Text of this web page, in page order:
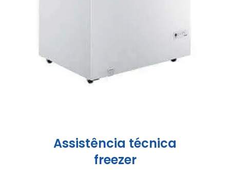
Assistência técnica
freezer